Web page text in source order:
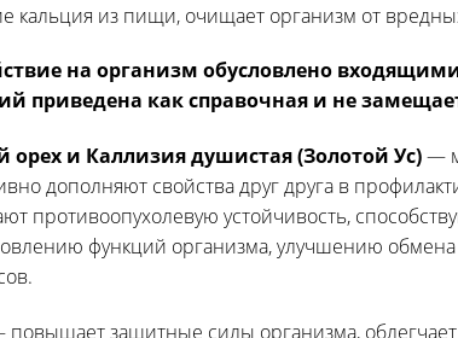
кальция из пищи, очищает организм от
на организм обусловлено
приведена как справочная и не
орех и Каллизия душистая (Золотой Ус)—
дополняют свойства друг друга в
противоопухолевую устойчивость,
функций организма, улучшению
защитные силы организма,